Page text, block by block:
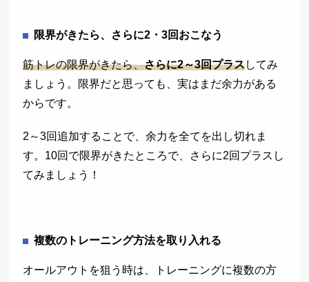
限界がきたら、さらに2・3回おこなう
筋トレの限界がきたら、さらに2～3回プラスしてみ
ましょう。限界だと思っても、実はまだ余力がある
からです。
2～3回追加することで、余力を全てを出し切れま
す。10回で限界がきたところで、さらに2回プラスし
てみましょう！
複数のトレーニング方法を取り入れる
オールアウトを狙う時は、トレーニングに複数の方